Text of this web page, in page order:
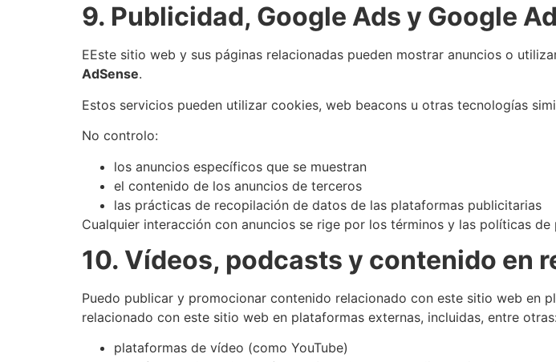
9. Publicidad, Google Ads y Google
EEste sitio web y sus páginas relacionadas pueden mostrar anuncios o
AdSense.
Estos servicios pueden utilizar cookies, web beacons u otras tecnologías
No controlo:
los anuncios específicos que se muestran
el contenido de los anuncios de terceros
las prácticas de recopilación de datos de las plataformas publicitarias
Cualquier interacción con anuncios se rige por los términos y las políticas
10. Vídeos, podcasts y contenido en
Puedo publicar y promocionar contenido relacionado con este sitio web en
relacionado con este sitio web en plataformas externas, incluidas, entre otras:
plataformas de vídeo (como YouTube)